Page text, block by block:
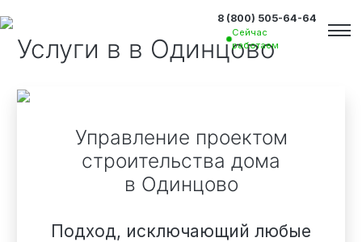
8 (800) 505-64-64
Сейчас
работаем
Услуги в в Одинцово
Управление проектом
строительства дома
в Одинцово
Подход, исключающий любые